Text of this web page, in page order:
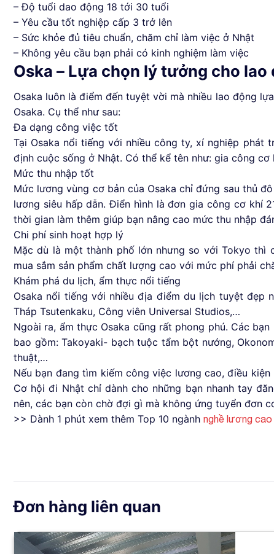
– Độ tuổi dao động 18 tới 30 tuổi
– Yêu cầu tốt nghiệp cấp 3 trở lên
– Sức khỏe đủ tiêu chuẩn, chăm chỉ làm việc ở Nhật
– Không yêu cầu bạn phải có kinh nghiệm làm việc
Oska – Lựa chọn lý tưởng cho
Osaka luôn là điểm đến tuyệt vời mà nhiều lao động
Osaka. Cụ thể như sau:
Đa dạng công việc tốt
Tại Osaka nổi tiếng với nhiều công ty, xí nghiệp
định cuộc sống ở Nhật. Có thể kể tên như: gia công
Mức thu nhập tốt
Mức lương vùng cơ bản của Osaka chỉ đứng sau thủ
lương siêu hấp dẫn. Điển hình là đơn gia công cơ khí
thời gian làm thêm giúp bạn nâng cao mức thu nhập
Chi phí sinh hoạt hợp lý
Mặc dù là một thành phố lớn nhưng so với Tokyo thì
mua sắm sản phẩm chất lượng cao với mức phí phải
Khám phá du lịch, ẩm thực nổi tiếng
Osaka nổi tiếng với nhiều địa điểm du lịch tuyệt đẹp
Tháp Tsutenkaku, Công viên Universal Studios,…
Ngoài ra, ẩm thực Osaka cũng rất phong phú. Các
bao gồm: Takoyaki- bạch tuộc tẩm bột nướng,
thuật,…
Nếu bạn đang tìm kiếm công việc lương cao, điều
Cơ hội đi Nhật chỉ dành cho những bạn nhanh tay
nên, các bạn còn chờ đợi gì mà không ứng tuyển đơn
>> Dành 1 phút xem thêm Top 10 ngành nghề lương
Đơn hàng liên quan